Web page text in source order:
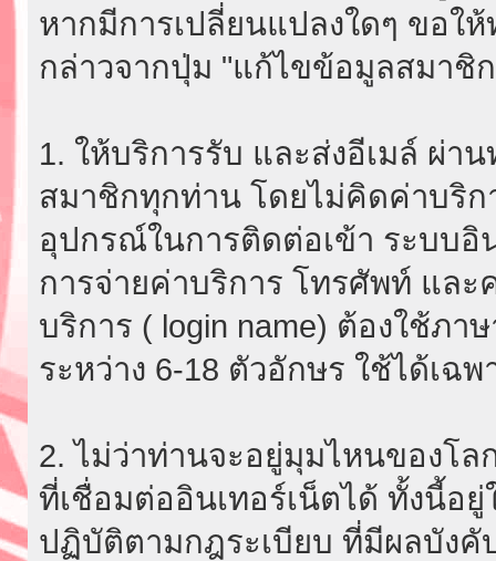
หากมีการเปลี่ยนแปลงใดๆ ขอใ
กล่าวจากปุ่ม "แก้ไขข้อมูลสมาชิ
1. ให้บริการรับ และส่งอีเมล์ ผ่า
สมาชิกทุกท่าน โดยไม่คิดค่าบริก
อุปกรณ์ในการติดต่อเข้า ระบบอิ
การจ่ายค่าบริการ โทรศัพท์ และ
บริการ ( login name) ต้องใช้ภ
ระหว่าง 6-18 ตัวอักษร ใช้ได้เฉ
2. ไม่ว่าท่านจะอยู่มุมไหนของโล
ที่เชื่อมต่ออินเทอร์เน็ตได้ ทั้งนี้อ
ปฏิบัติตามกฎระเบียบ ที่มีผลบังคั